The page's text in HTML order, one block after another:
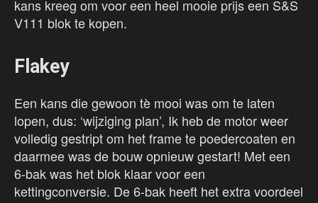
kans kreeg om voor een heel mooie prijs een S&S
V111 blok te kopen.
Flakey
Een kans die gewoon tè mooi was om te laten
lopen, dus: ‘wijziging plan’, Ik heb de motor weer
volledig gestript om het frame te poedercoaten en
daarmee was de bouw opnieuw gestart! Met een
6-bak was het blok klaar voor een
kettingconversie. De 6-bak heeft het extra voordeel